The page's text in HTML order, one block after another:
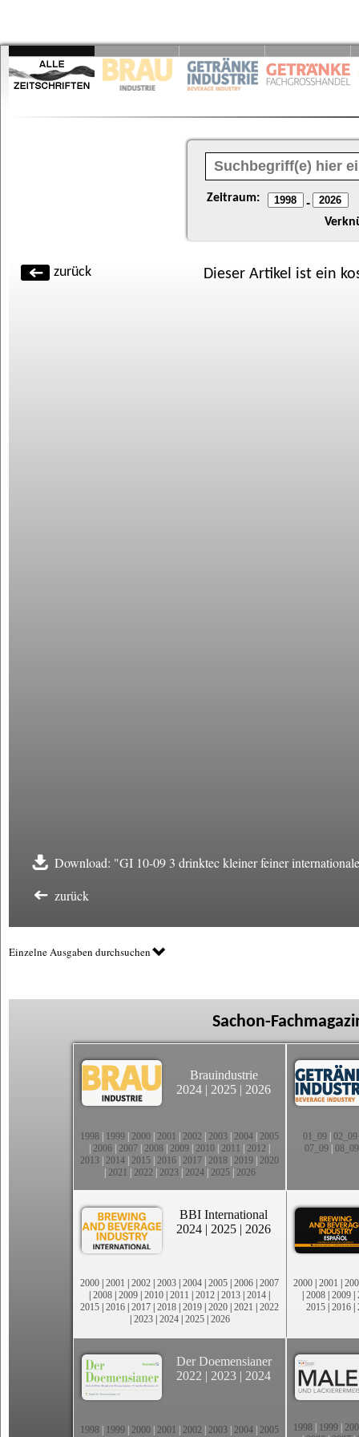
Zeitraum: -
zurück Dieser Artikel ist ein
Download: "GI 10-09 3 drinktec kleiner feiner
zurück
Einzelne Ausgaben durchsuchen
Sachon-
Brauindustrie
2024 | 2025 | 2026
1998 1999 2000 2001 2002 2003 2004 2005
2006 2007 2008 2009 2010 2011 2012
2013 2014 2015 2016 2017 2018 2019 2020
2021 2022 2023| 2024| 2025| 2026
01_09| 02_09
07_09 08_09
BBI International
2024 | 2025 | 2026
2000 | 2001 | 2002 | 2003 | 2004 | 2005 | 2006 | 2007
| 2008 | 2009 | 2010 | 2011 | 2012 | 2013 | 2014 |
2015 | 2016 | 2017 | 2018 | 2019 | 2020 | 2021 | 2022
| 2023| 2024| 2025| 2026
2000 | 2001 |
| 2008 | 2009 |
2015 | 2016 |
Der Doemensianer
2022 | 2023 | 2024
1998 1999 2000 2001 2002 2003 2004 2005
1998 1999